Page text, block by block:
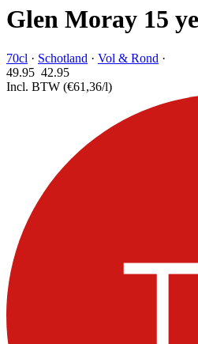
Glen Moray 15
70cl · Schotland · Vol & Rond ·
49.95 42.95
Incl. BTW (€61,36/l)